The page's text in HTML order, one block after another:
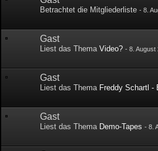
Betrachtet die Mitgliederliste-8.
Gast
Liest das ThemaVideo? -8. August
Gast
Liest das Thema Freddy Schartl -
Gast
Liest das Thema Demo-Tapes -8.